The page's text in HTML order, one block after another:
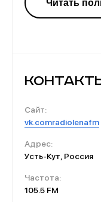
новостях
Сайт:
vk.comradiolenafm
Адрес:
Усть-Кут, Россия
Частота:
105.5 FM